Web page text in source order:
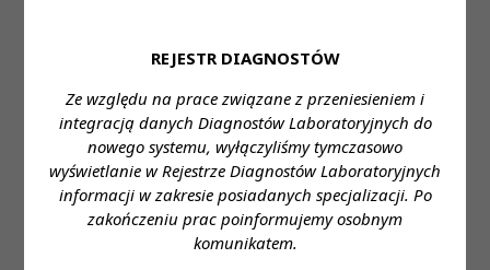
REJESTR DIAGNOSTÓW
Ze względu na prace związane z przeniesieniem i
integracją danych Diagnostów Laboratoryjnych do
nowego systemu, wyłączyliśmy tymczasowo
wyświetlanie w Rejestrze Diagnostów Laboratoryjnych
informacji w zakresie posiadanych specjalizacji. Po
zakończeniu prac poinformujemy osobnym
komunikatem.
3) kopia dokumentów potwierdzających
wykształcenie,
4) kopia dokumentów potwierdzających posiadanie
prawa wykonywania zawodu,
5) podpisana zgoda na przetwarzanie danych
osobowych przez RCKiK w Lublinie.
Aplikacje prosimy przesyłać na adres:
rekrutacja@rckik.lublin.pl